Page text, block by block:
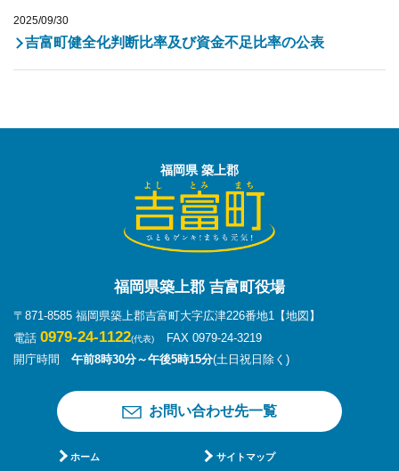
吉富町健全化判断比率及び資金不足比率の公表
2025/09/30
福岡県 築上郡
福岡県築上郡 吉富町役場
〒871-8585 福岡県築上郡吉富町大字広津226番地1
【地図】
電話 0979-24-1122(代表)
FAX 0979-24-3219
開庁時間 午前8時30分～午後5時15分(土日祝日除く)
お問い合わせ先一覧
ホーム サイトマップ